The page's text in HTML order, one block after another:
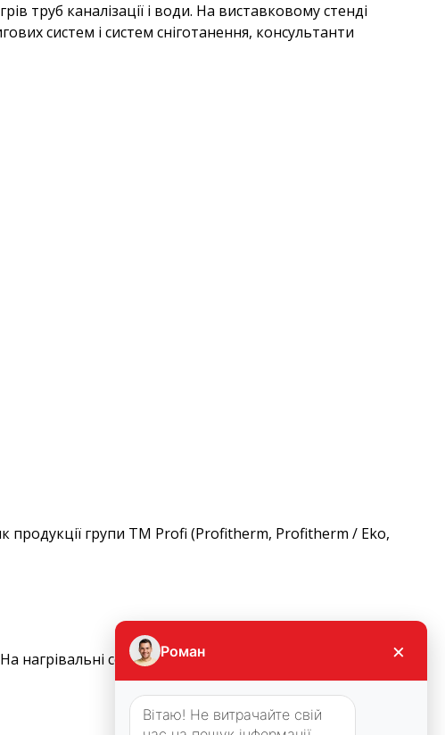
труб каналізації і води. На виставковому стенді
систем і систем сніготанення, консультанти
продукції групи ТМ Profi (Profitherm, Profitherm / Eko,
секції Nexans в системах «тепла підлога» діє
Роман ×
Вітаю! Не витрачайте свій